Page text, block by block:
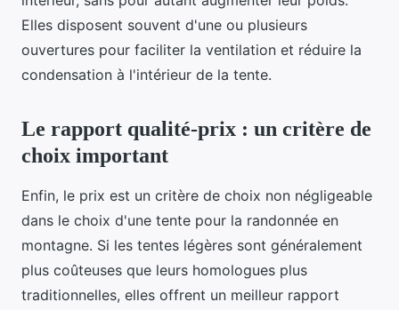
Elles disposent souvent d'une ou plusieurs
ouvertures pour faciliter la ventilation et réduire la
condensation à l'intérieur de la tente.
Le rapport qualité-prix : un critère de
choix important
Enfin, le prix est un critère de choix non négligeable
dans le choix d'une tente pour la randonnée en
montagne. Si les tentes légères sont généralement
plus coûteuses que leurs homologues plus
traditionnelles, elles offrent un meilleur rapport